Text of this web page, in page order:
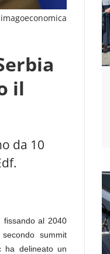
il
da 10
fissando al 2040
summit
ha delineato un